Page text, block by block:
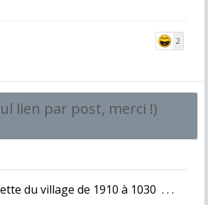
2
lien par post, merci !)
du village de 1910 à 1030 . . .